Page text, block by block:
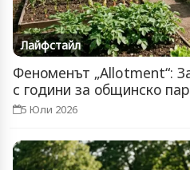
Лайфстайл
Феноменът „Allotment“:
с години за общинско
5 Юли 2026